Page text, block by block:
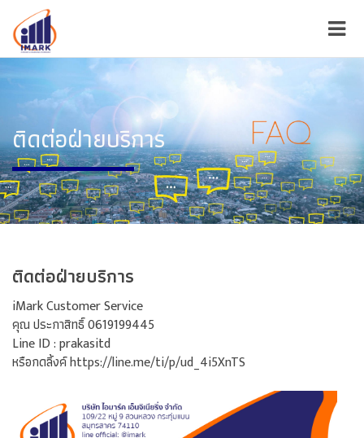
ติดต่อฝ่ายบริการ
ติดต่อฝ่ายบริการ
iMark Customer Service
คุณ ประกาสิทธิ์ 0619199445
Line ID : prakasitd
หรือกดลิ้งค์https://line.me/ti/p/ud_4i5XnTS